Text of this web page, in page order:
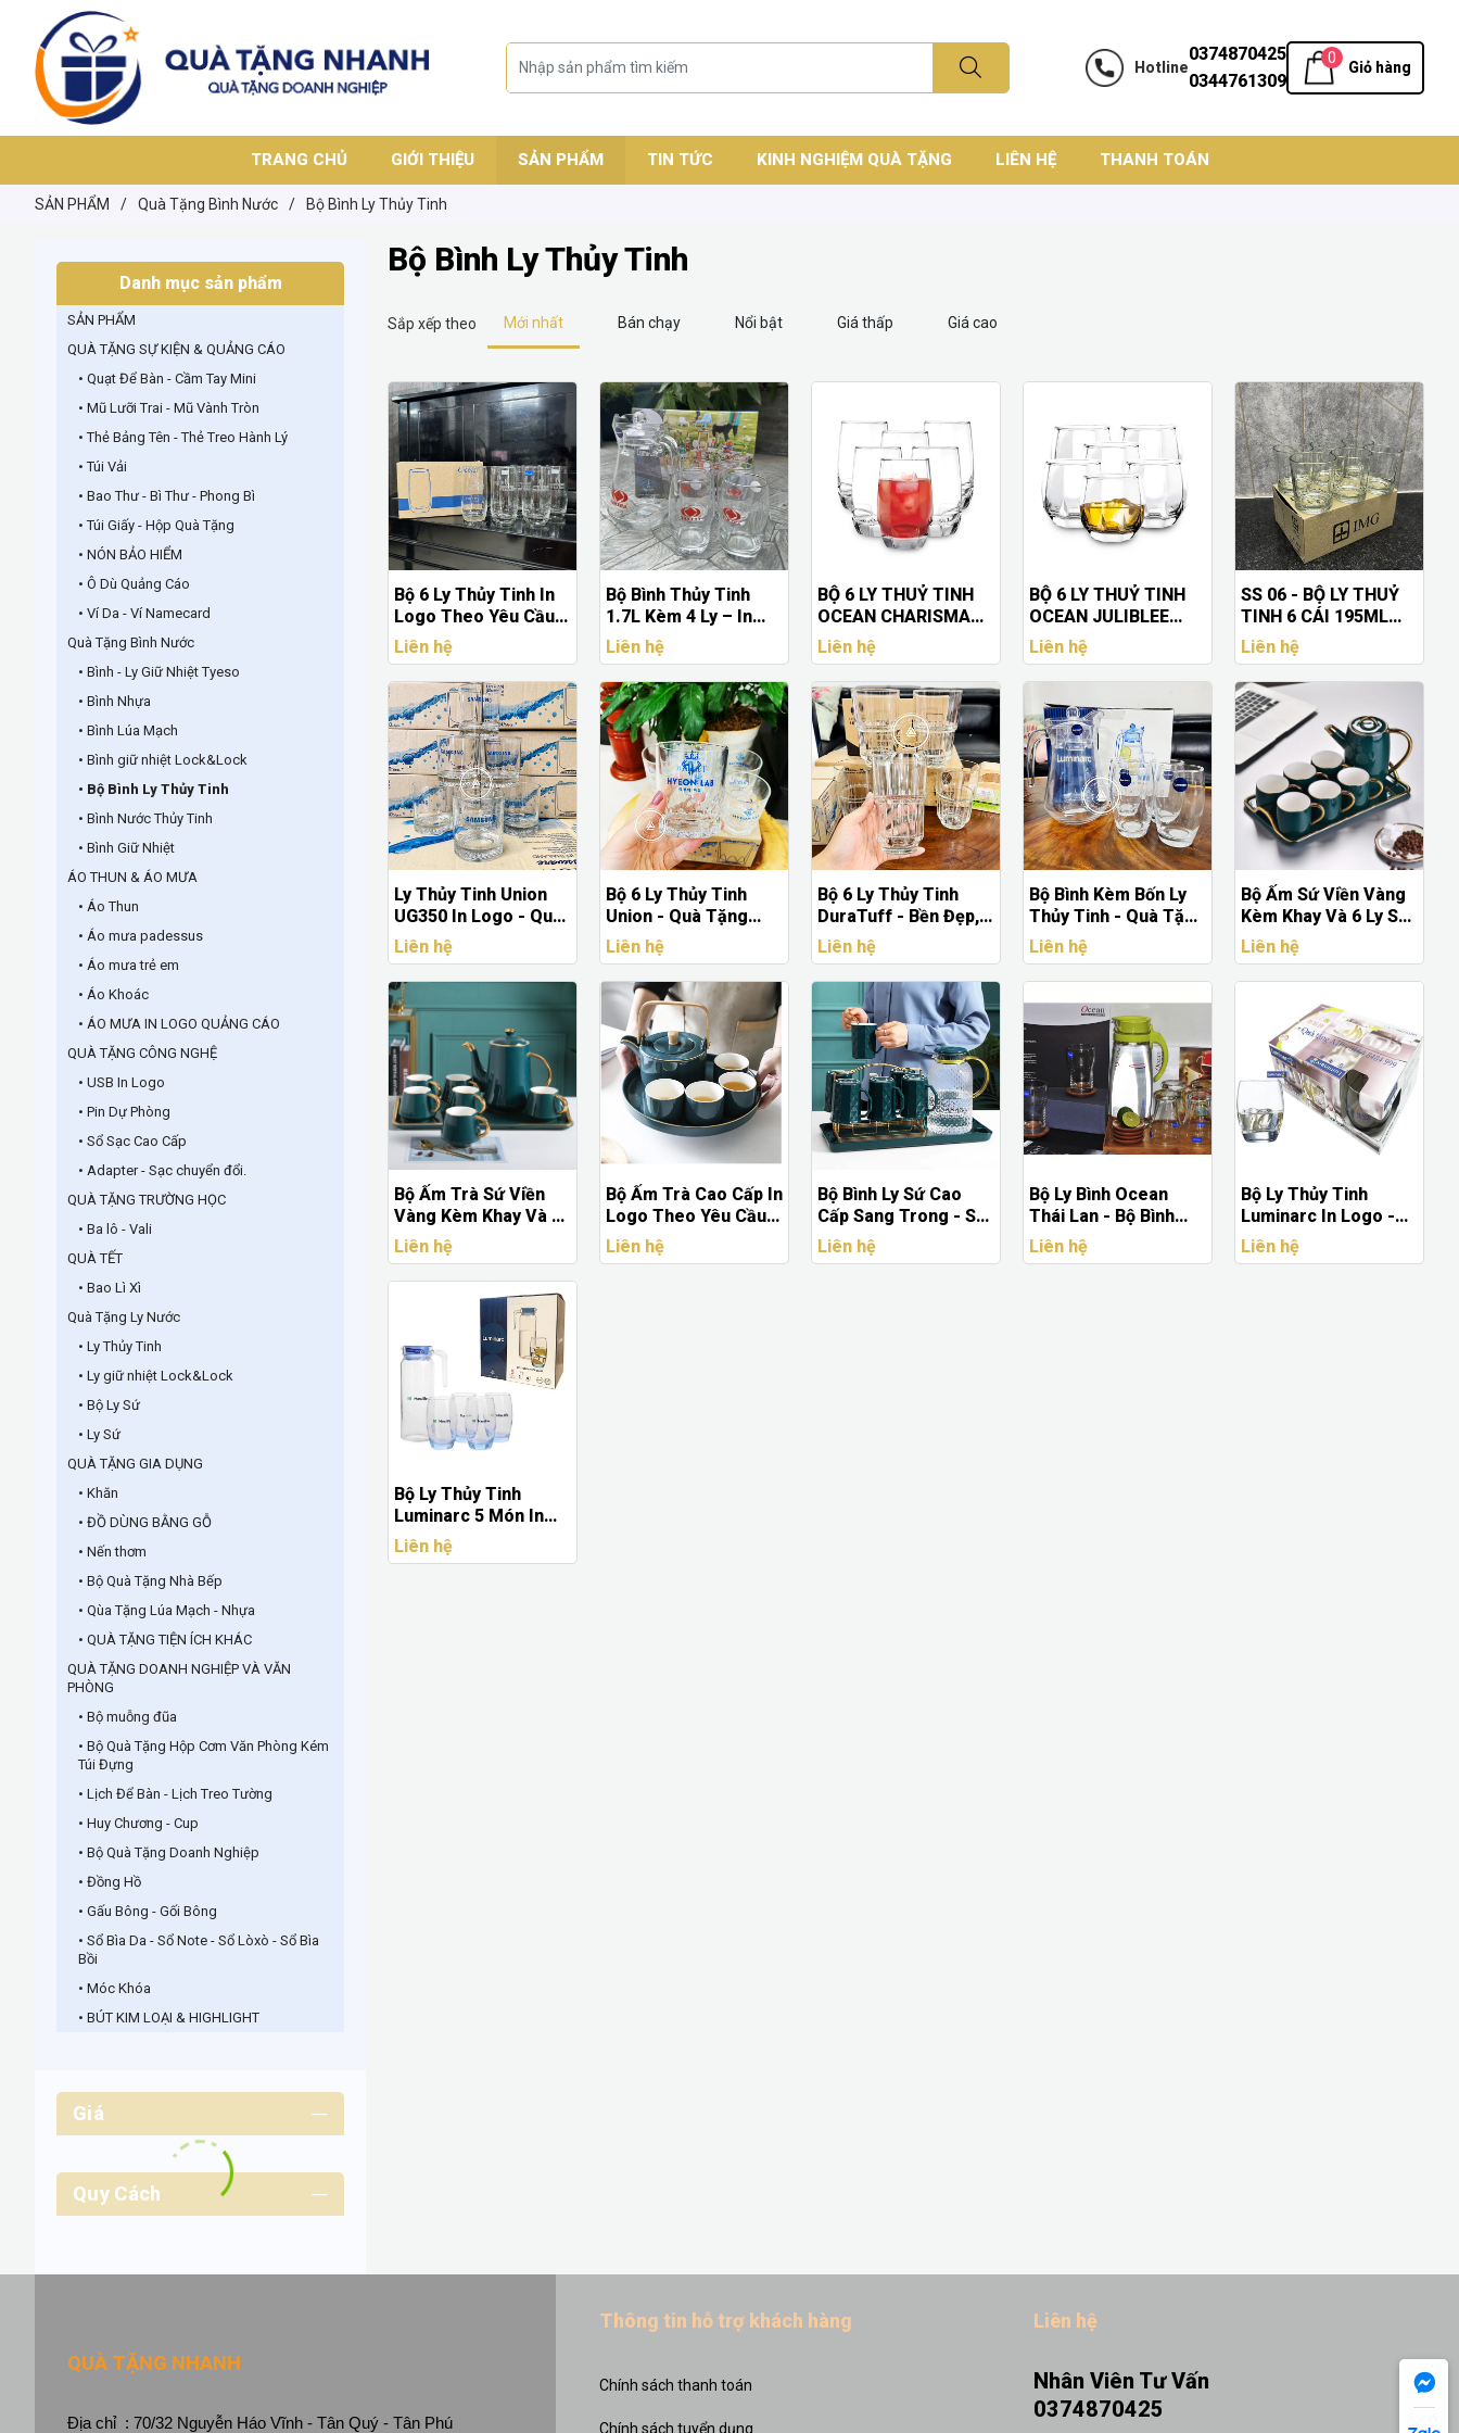
Hotline
0374870425
0344761309
0
Giỏ hàng
TRANG CHỦ GIỚI THIỆU SẢN PHẨM TIN TỨC KINH NGHIỆM QUÀ TẶNG LIÊN HỆ THANH TOÁN
SẢN PHẨM / Quà Tặng Bình Nước / Bộ Bình Ly Thủy Tinh
Bộ Bình Ly Thủy Tinh
Sắp xếp theo Mới nhất Bán chạy Nổi bật Giá thấp Giá cao
Bộ 6 Ly Thủy Tinh In
Logo Theo Yêu Cầu -
Sang Trọng, Giá Tốt
Liên hệ
Bộ Bình Thủy Tinh
1.7L Kèm 4 Ly – In
Logo Theo Yêu Cầu
Doanh Nghiệp
Liên hệ
BỘ 6 LY THUỶ TINH
OCEAN CHARISMA
HIBALL 415ML -
5B1711506G0000
Liên hệ
BỘ 6 LY THUỶ TINH
OCEAN JULIBLEE
ROCK 340ML -
3B2271206G0001
Liên hệ
SS 06 - BỘ LY THUỶ
TINH 6 CÁI 195ML
THƯƠNG HIỆU IMG
MT 12-7 IN LOGO
THEO YÊU CẦU
Liên hệ
Ly Thủy Tinh Union
UG350 In Logo - Quà
Tặng Cao Cấp Theo
Yêu Cầu
Liên hệ
Bộ 6 Ly Thủy Tinh
Union - Quà Tặng
Cao Cấp, In Logo
Theo Yêu Cầu
Liên hệ
Bộ 6 Ly Thủy Tinh
DuraTuff - Bền Đẹp,
In Logo Theo Yêu
Cầu
Liên hệ
Bộ Bình Kèm Bốn Ly
Thủy Tinh - Quà Tặng
Cao Cấp, In Logo
Theo Yêu Cầu
Liên hệ
Bộ Ấm Sứ Viền Vàng
Kèm Khay Và 6 Ly Sứ
Cao Cấp In Logo
Doanh Nghiệp
Liên hệ
Bộ Ấm Trà Sứ Viền
Vàng Kèm Khay Và 6
Ly Cao Cấp In Logo
Doanh Nghiệp
Liên hệ
Bộ Ấm Trà Cao Cấp In
Logo Theo Yêu Cầu –
Quà Tặng Doanh
Nghiệp Sang Trọng
Liên hệ
Bộ Bình Ly Sứ Cao
Cấp Sang Trong - Set
Bình Ly Thủy Tinh
Uống Trà Cao Cấp
Liên hệ
Bộ Ly Bình Ocean
Thái Lan - Bộ Bình
Kèm 4 Ly Thủy Tinh
Cao Cấp
Liên hệ
Bộ Ly Thủy Tinh
Luminarc In Logo -
Quà Tặng Cao Cấp, In
Logo Theo Yêu Cầu
Liên hệ
Bộ Ly Thủy Tinh
Luminarc 5 Món In
Logo Manulife - Quà
Tặng Cao Cấp, In
Liên hệ
Danh mục sản phẩm
SẢN PHẨM
QUÀ TẶNG SỰ KIỆN & QUẢNG CÁO
• Quạt Để Bàn - Cầm Tay Mini
• Mũ Lưỡi Trai - Mũ Vành Tròn
• Thẻ Bảng Tên - Thẻ Treo Hành Lý
• Túi Vải
• Bao Thư - Bì Thư - Phong Bì
• Túi Giấy - Hộp Quà Tặng
• NÓN BẢO HIỂM
• Ô Dù Quảng Cáo
• Ví Da - Ví Namecard
Quà Tặng Bình Nước
• Bình - Ly Giữ Nhiệt Tyeso
• Bình Nhựa
• Bình Lúa Mạch
• Bình giữ nhiệt Lock&Lock
• Bộ Bình Ly Thủy Tinh
• Bình Nước Thủy Tinh
• Bình Giữ Nhiệt
ÁO THUN & ÁO MƯA
• Áo Thun
• Áo mưa padessus
• Áo mưa trẻ em
• Áo Khoác
• ÁO MƯA IN LOGO QUẢNG CÁO
QUÀ TẶNG CÔNG NGHỆ
• USB In Logo
• Pin Dự Phòng
• Sổ Sạc Cao Cấp
• Adapter - Sạc chuyển đổi.
QUÀ TẶNG TRƯỜNG HỌC
• Ba lô - Vali
QUÀ TẾT
• Bao Lì Xì
Quà Tặng Ly Nước
• Ly Thủy Tinh
• Ly giữ nhiệt Lock&Lock
• Bộ Ly Sứ
• Ly Sứ
QUÀ TẶNG GIA DỤNG
• Khăn
• ĐỒ DÙNG BẰNG GỖ
• Nến thơm
• Bộ Quà Tặng Nhà Bếp
• Qùa Tặng Lúa Mạch - Nhựa
• QUÀ TẶNG TIỆN ÍCH KHÁC
QUÀ TẶNG DOANH NGHIỆP VÀ VĂN
PHÒNG
• Bộ muỗng đũa
• Bộ Quà Tặng Hộp Cơm Văn Phòng Kém
Túi Đựng
• Lịch Để Bàn - Lịch Treo Tường
• Huy Chương - Cup
• Bộ Quà Tặng Doanh Nghiệp
• Đồng Hồ
• Gấu Bông - Gối Bông
• Sổ Bìa Da - Sổ Note - Sổ Lòxò - Sổ Bìa
Bồi
• Móc Khóa
• BÚT KIM LOẠI & HIGHLIGHT
Giá
Quy Cách
QUÀ TẶNG NHANH
Địa chỉ : 70/32 Nguyễn Háo Vĩnh - Tân Quý - Tân Phú
Thông tin hỗ trợ khách hàng
Chính sách thanh toán
Chính sách tuyển dụng
Liên hệ
Nhân Viên Tư Vấn
0374870425